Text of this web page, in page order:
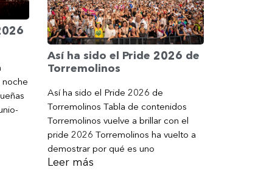
noche
Así ha sido el Pride 2026 de
Torremolinos
Así ha sido el Pride 2026 de
Torremolinos Tabla de contenidos
Torremolinos vuelve a brillar con el
pride 2026 Torremolinos ha vuelto a
demostrar por qué es uno
Leer más